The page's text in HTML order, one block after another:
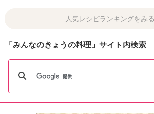
人気レシピランキングをみる
「みんなのきょうの料理」サイト内検索